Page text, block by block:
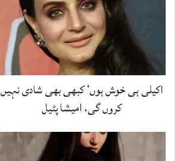
اکیلی ہی خوش ہوں‘ کبھی بھی شادی نہیں
کروں گی، امیشا پٹیل